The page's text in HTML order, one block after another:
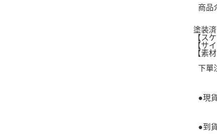
商品
塗装
【ス
【サ
【素
下單
●現
●到